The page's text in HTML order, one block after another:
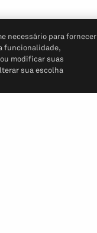
necessário para fornecer
funcionalidade,
modificar suas
sua escolha